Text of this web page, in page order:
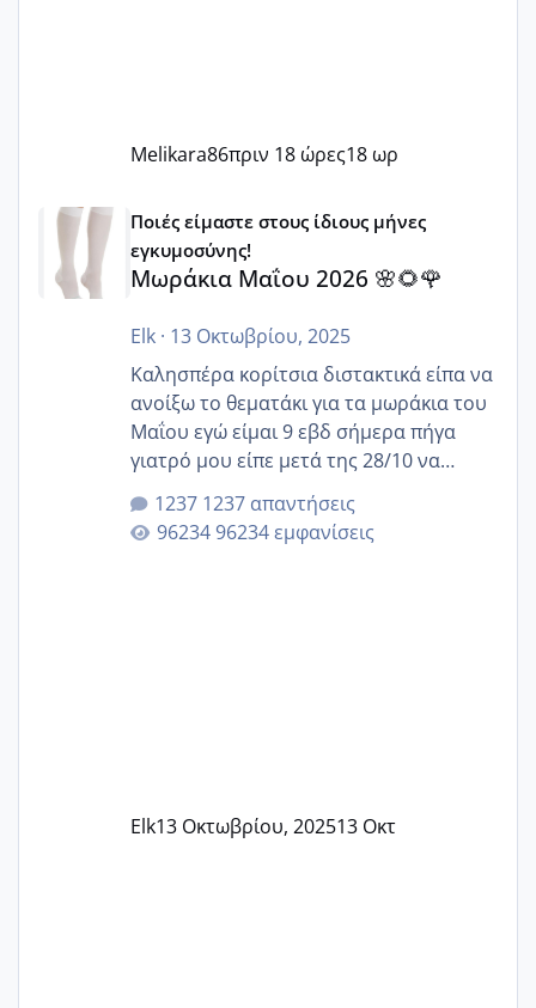
Melikara86πριν 18 ώρες18 ωρ
Μωράκια Μαΐου 2026 🌸🌻🌹
Ποιές είμαστε στους ίδιους μήνες
εγκυμοσύνης!
Μωράκια Μαΐου 2026 🌸🌻🌹
Elk· 13 Οκτωβρίου, 2025
Καλησπέρα κορίτσια διστακτικά είπα να
ανοίξω το θεματάκι για τα μωράκια του
Μαΐου εγώ είμαι 9 εβδ σήμερα πήγα
γιατρό μου είπε μετά της 28/10 να
κλείσω ραντεβού για την αυχενική είναι
καμιά άλλη κοπέλα να γεννάει Μάιο ;;
1237 απαντήσεις
96234 εμφανίσεις
Elk13 Οκτωβρίου, 202513 Οκτ